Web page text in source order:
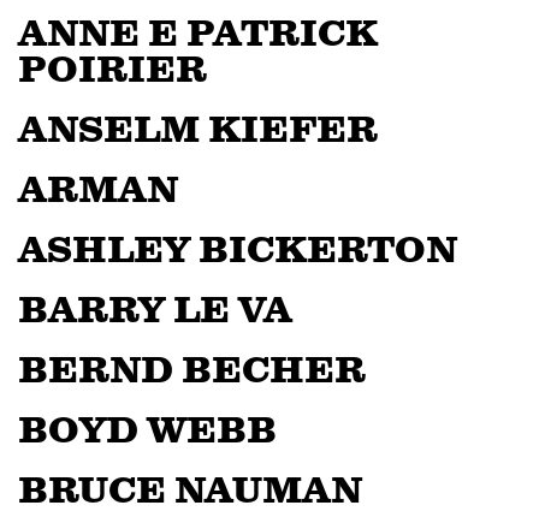
ANNE E PATRICK
POIRIER
ANSELM KIEFER
ARMAN
ASHLEY BICKERTON
BARRY LE VA
BERND BECHER
BOYD WEBB
BRUCE NAUMAN